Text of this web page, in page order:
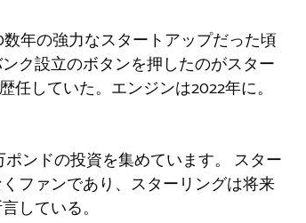
年の強力なスタートアップだった頃
ク設立のボタンを押したのがスター
していた。エンジンは2022年に。
ポンドの投資を集めています。 スター
ファンであり、スターリングは将来
している。